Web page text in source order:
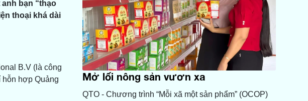
bạn “thạo
thoại khá dài
B.V (là công
hỗn hợp Quảng
Mở lối nông sản vươn xa
QTO - Chương trình “Mỗi xã một sản phẩm” (OCOP)